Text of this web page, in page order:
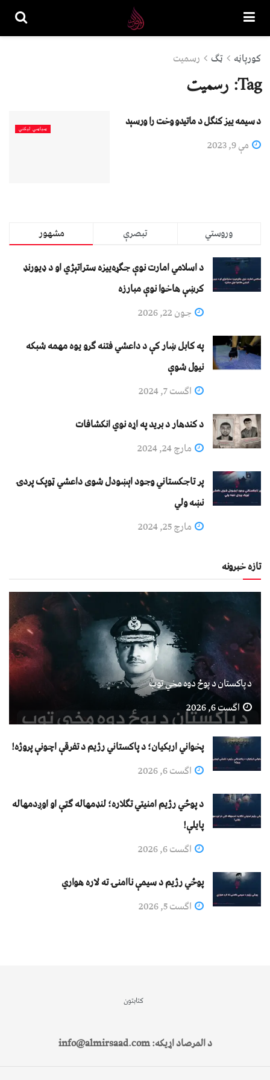
کورپاڼه ټګ رسمیت
Tag: رسمیت
سیاسي لیکني
د سیمه ییز کنګل د ماتیدو وخت را ورسېد
مې 9, 2023
مشهور تبصرې
وروستي
د اسلامي امارت نوې جګړه‌ییزه ستراتېژي او د ډیورنډ
کرښې هاخوا نوې مبارزه
جون 22, 2026
په کابل ښار کې د داعشي فتنه ګرو يوه مهمه شبکه
نيول شوې
اگست 7, 2024
د کندهار د برید په اړه نوي انکشافات
مارچ 24, 2024
پر تاجکستاني وجود اېښودل شوی داعشي ټوپک پردۍ
نښه ولي
مارچ 25, 2024
تازه خبرونه
د پاکستان د پوځ دوه مخي توب
اگست 6, 2026
پخواني اربکیان؛ د پاکستاني رژیم د تفرقې اچونې پروژه!
اگست 6, 2026
د پوځي رژیم امنیتي تګلاره؛ لنډمهاله ګټې او اوږدمهاله
پایلې!
اگست 6, 2026
پوځي رژیم د سیمې ناامنۍ ته لاره هواري
اگست 5, 2026
کتابتون
د المرصاد اړیکه: info@almirsaad.com